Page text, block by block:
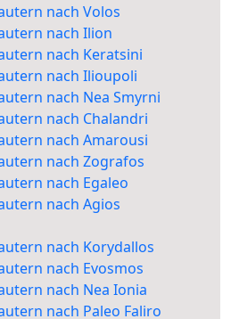
nach Volos
nach Ilion
nach Keratsini
nach Ilioupoli
nach Nea Smyrni
nach Chalandri
nach Amarousi
nach Zografos
nach Egaleo
nach Agios
nach Korydallos
nach Evosmos
nach Nea Ionia
nach Paleo Faliro